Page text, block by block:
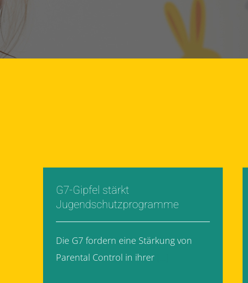
G7-Gipfel stärkt
Jugendschutzprogramme
Die G7 fordern eine Stärkung von
Parental Control in ihrer